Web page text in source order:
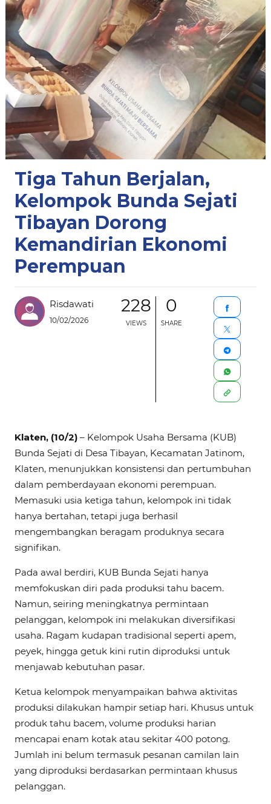
Tiga Tahun Berjalan,
Kelompok Bunda Sejati
Tibayan Dorong
Kemandirian Ekonomi
Perempuan
Risdawati
10/02/2026
228
VIEWS
0
SHARE
Klaten, (10/2) – Kelompok Usaha Bersama (KUB)
Bunda Sejati di Desa Tibayan, Kecamatan Jatinom,
Klaten, menunjukkan konsistensi dan pertumbuhan
dalam pemberdayaan ekonomi perempuan.
Memasuki usia ketiga tahun, kelompok ini tidak
hanya bertahan, tetapi juga berhasil
mengembangkan beragam produknya secara
signifikan.
Pada awal berdiri, KUB Bunda Sejati hanya
memfokuskan diri pada produksi tahu bacem.
Namun, seiring meningkatnya permintaan
pelanggan, kelompok ini melakukan diversifikasi
usaha. Ragam kudapan tradisional seperti apem,
peyek, hingga getuk kini rutin diproduksi untuk
menjawab kebutuhan pasar.
Ketua kelompok menyampaikan bahwa aktivitas
produksi dilakukan hampir setiap hari. Khusus untuk
produk tahu bacem, volume produksi harian
mencapai enam kotak atau sekitar 400 potong.
Jumlah ini belum termasuk pesanan camilan lain
yang diproduksi berdasarkan permintaan khusus
pelanggan.